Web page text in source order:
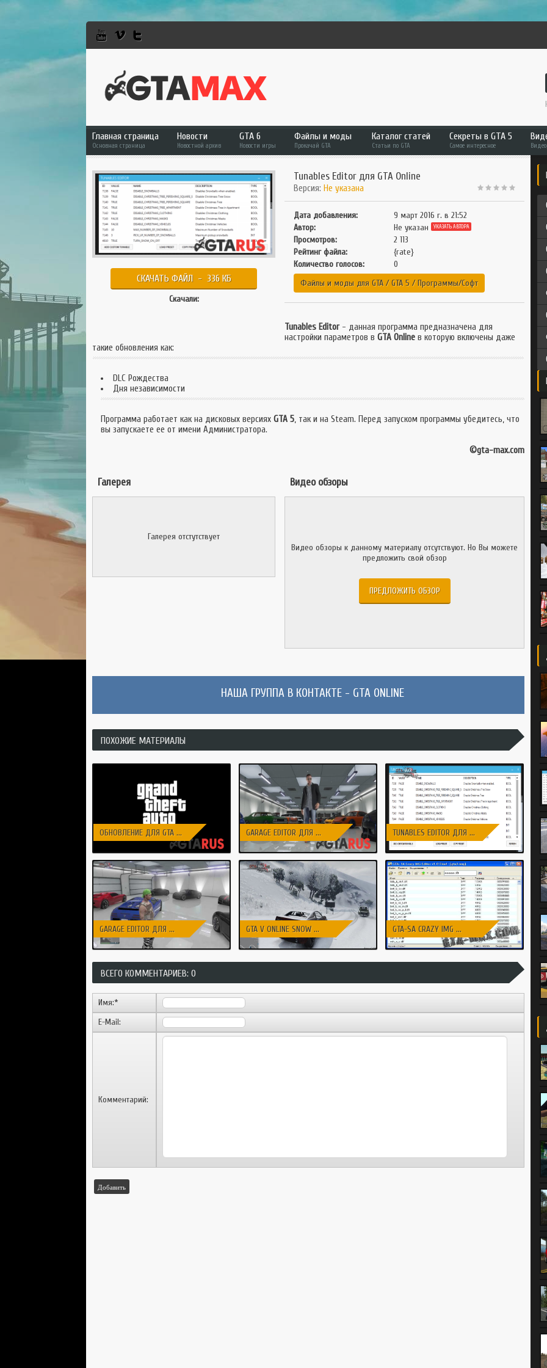
Главная страница
Основная страница
Новости
Новостной архив
GTA 6
GTA 5
GTA Online
RDR 2
GTA 6
Новости игры
Файлы и моды
Прокачай GTA
Файлы и моды
GTA 6
GTA 4
GTA San Andreas
GTA Vice City
GTA 3
Каталог статей
Статьи по GTA
Статьи по GTA
GTA 5
GTA Online
GTA San Andreas
GTA SAMP
GTA CR-MP
Секреты в GTA 5
Самое интересное
СКАЧАТЬ ФАЙЛ - 336 КБ
Скачали:
Tunables Editor для GTA Online
Версия: Не указана
Дата добавления:
9 март 2016 г. в 21:52
Автор:
Не указан УКАЗАТЬ АВТОРА
Просмотров:
2 113
Рейтинг файла:
{rate}
Количество голосов:
0
Файлы и моды для GTA/GTA 5 /Программы/Софт
Tunables Editor- данная программа предназначена для
настройки параметров в GTA Online в которую включены даже
такие обновления как:
DLC Рождества
Дня независимости
Программа работает как на дисковых версиях GTA 5, так и на Steam. Перед запуском программы убедитесь, что
вы запускаете ее от имени Администратора.
©gta-max.com
Галерея
Галерея отстутствует
Видео обзоры
Видео обзоры к данному материалу отсутствуют. Но Вы можете
предложить свой обзор
ПРЕДЛОЖИТЬ ОБЗОР
НАША ГРУППА В КОНТАКТЕ - GTA ONLINE
ПОХОЖИЕ МАТЕРИАЛЫ
ОБНОВЛЕНИЕ ДЛЯ GTA ... GARAGE EDITOR ДЛЯ ... TUNABLES EDITOR ДЛЯ ...
GARAGE EDITOR ДЛЯ ... GTA V ONLINE SNOW ... GTA-SA CRAZY IMG ...
ВСЕГО КОММЕНТАРИЕВ: 0
Имя:*
E-Mail:
Комментарий:
Добавить